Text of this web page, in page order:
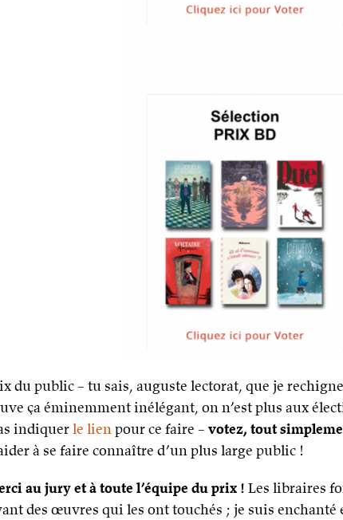
du public – tu sais, auguste lectorat, que je
ça éminemment inélégant, on n’est plus aux
indiquerle lienpour ce faire – votez, tout
à se faire connaître d’un plus large public !
au jury et à toute l’équipe du prix ! Les libraires
des œuvres qui les ont touchés ; je suis